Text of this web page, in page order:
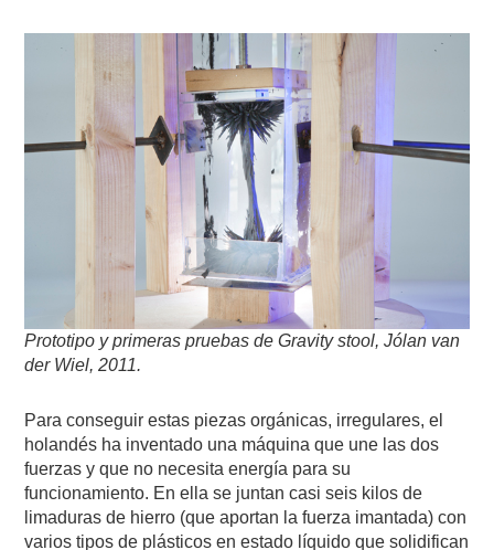
Prototipo y primeras pruebas de Gravity stool, Jólan van
der Wiel, 2011.
Para conseguir estas piezas orgánicas, irregulares, el
holandés ha inventado una máquina que une las dos
fuerzas y que no necesita energía para su
funcionamiento. En ella se juntan casi seis kilos de
limaduras de hierro (que aportan la fuerza imantada) con
varios tipos de plásticos en estado líquido que solidifican